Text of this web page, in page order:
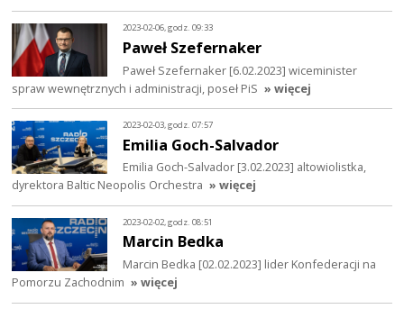
2023-02-06, godz. 09:33
Paweł Szefernaker
Paweł Szefernaker [6.02.2023] wiceminister
spraw wewnętrznych i administracji, poseł PiS » więcej
2023-02-03, godz. 07:57
Emilia Goch-Salvador
Emilia Goch-Salvador [3.02.2023] altowiolistka,
dyrektora Baltic Neopolis Orchestra » więcej
2023-02-02, godz. 08:51
Marcin Bedka
Marcin Bedka [02.02.2023] lider Konfederacji na
Pomorzu Zachodnim » więcej